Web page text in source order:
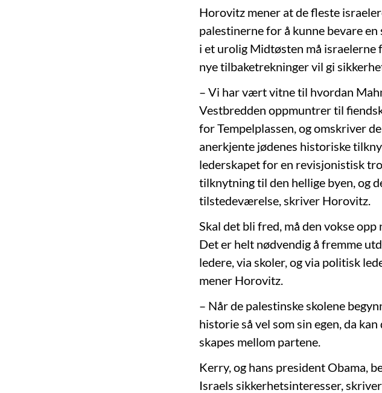
Horovitz mener at de fleste
palestinerne for å kunne bevare
i et urolig Midtøsten må israelerne
nye tilbaketrekninger vil gi
– Vi har vært vitne til hvordan
Vestbredden oppmuntrer til
for Tempelplassen, og omskriver
anerkjente jødenes historiske
lederskapet for en revisjonistisk
tilknytning til den hellige byen, og
tilstedeværelse, skriver Horovitz.
Skal det bli fred, må den vokse
Det er helt nødvendig å fremme
ledere, via skoler, og via politisk
mener Horovitz.
– Når de palestinske skolene
historie så vel som sin egen, da
skapes mellom partene.
Kerry, og hans president Obama,
Israels sikkerhetsinteresser,